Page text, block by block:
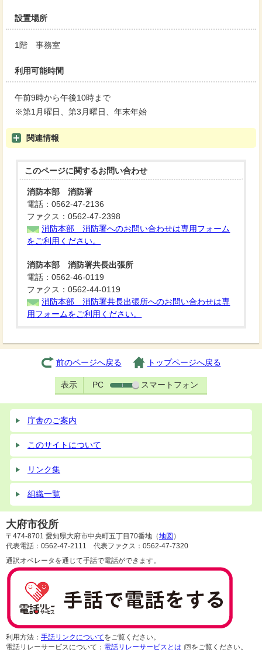
設置場所
1階 事務室
利用可能時間
午前9時から午後10時まで
※第1月曜日、第3月曜日、年末年始
関連情報
このページに関するお問い合わせ
消防本部 消防署
電話：0562-47-2136
ファクス：0562-47-2398
消防本部 消防署へのお問い合わせは専用フォーム
をご利用ください。
消防本部 消防署共長出張所
電話：0562-46-0119
ファクス：0562-44-0119
消防本部 消防署共長出張所へのお問い合わせは専
用フォームをご利用ください。
前のページへ戻る トップページへ戻る
表示 PC スマートフォン
庁舎のご案内
このサイトについて
リンク集
組織一覧
大府市役所
〒474-8701 愛知県大府市中央町五丁目70番地（地図 ）
代表電話：0562-47-2111 代表ファクス：0562-47-7320
通訳オペレータを通じて手話で電話ができます。
利用方法： 手話リンクについてをご覧ください。
電話リレーサービスについて： 電話リレーサービスとは をご覧ください。